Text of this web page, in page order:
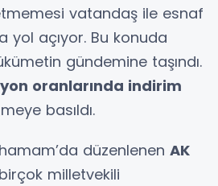
vatandaş ile esnaf
yol açıyor. Bu konuda
gündemine taşındı.
oranlarında indirim
basıldı.
düzenlenen AK
milletvekili